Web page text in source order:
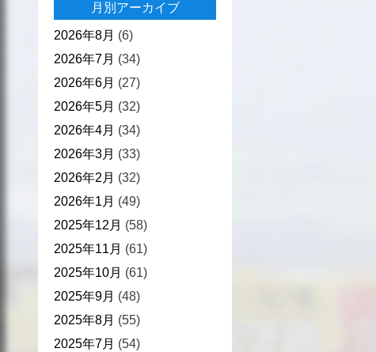
月別アーカイブ
2026年8月 (6)
2026年7月 (34)
2026年6月 (27)
2026年5月 (32)
2026年4月 (34)
2026年3月 (33)
2026年2月 (32)
2026年1月 (49)
2025年12月 (58)
2025年11月 (61)
2025年10月 (61)
2025年9月 (48)
2025年8月 (55)
2025年7月 (54)